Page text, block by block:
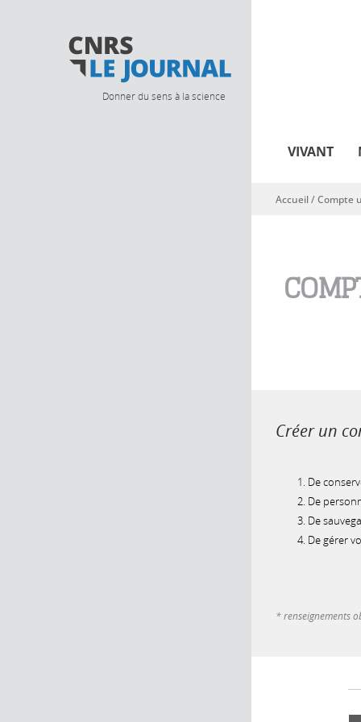
Donner du sens à la science
VIVANT
Vous êtes ici
Accueil/Compte
Créer un
De
De
De
De gérer
* renseignements